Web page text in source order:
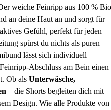
weiche Feinripp aus 100 %
an deine Haut an und sorgt für
Gefühl, perfekt für jeden
spürst du nichts als puren
lässt sich individuell
Abschluss am Bein einen
Ob als Unterwäsche,
– die Shorts begleiten dich mit
Design. Wie alle Produkte von